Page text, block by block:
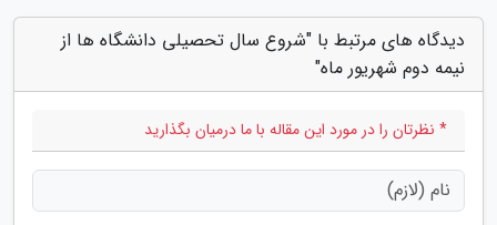
دیدگاه های مرتبط با "شروع سال تحصیلی دانشگاه ها از
نیمه دوم شهریور ماه"
* نظرتان را در مورد این مقاله با ما درمیان بگذارید